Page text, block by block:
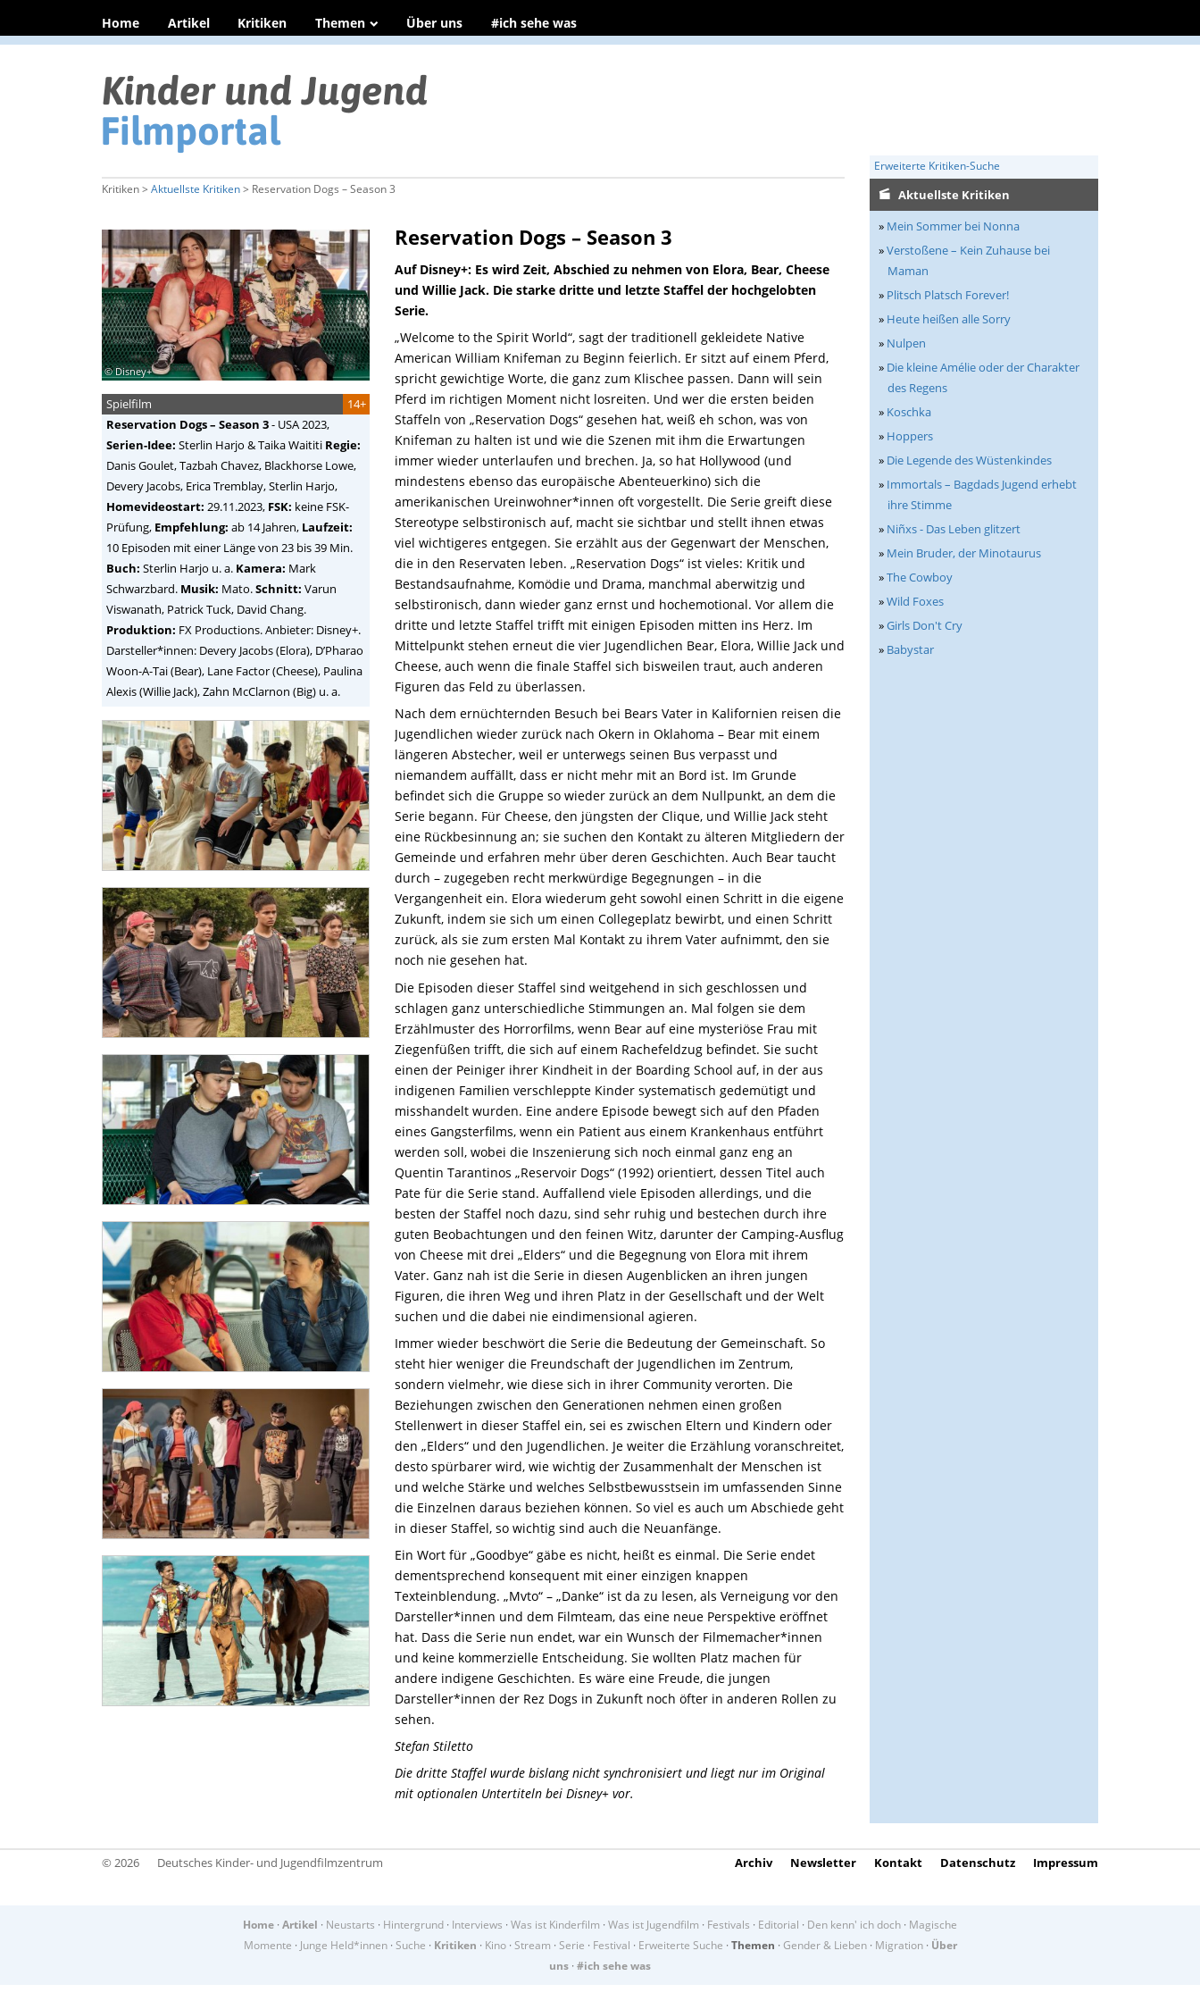
Home Artikel Kritiken Themen Über uns #ich sehe was
Erweiterte Kritiken-Suche
Kritiken > Aktuellste Kritiken> Reservation Dogs – Season 3
Reservation Dogs – Season 3
Auf Disney+: Es wird Zeit, Abschied zu nehmen von Elora, Bear, Cheese
und Willie Jack. Die starke dritte und letzte Staffel der hochgelobten
Serie.
„Welcome to the Spirit World“, sagt der traditionell gekleidete Native
American William Knifeman zu Beginn feierlich. Er sitzt auf einem Pferd,
spricht gewichtige Worte, die ganz zum Klischee passen. Dann will sein
Pferd im richtigen Moment nicht losreiten. Und wer die ersten beiden
Staffeln von „Reservation Dogs“ gesehen hat, weiß eh schon, was von
Knifeman zu halten ist und wie die Szenen mit ihm die Erwartungen
immer wieder unterlaufen und brechen. Ja, so hat Hollywood (und
mindestens ebenso das europäische Abenteuerkino) sich die
amerikanischen Ureinwohner*innen oft vorgestellt. Die Serie greift diese
Stereotype selbstironisch auf, macht sie sichtbar und stellt ihnen etwas
viel wichtigeres entgegen. Sie erzählt aus der Gegenwart der Menschen,
die in den Reservaten leben. „Reservation Dogs“ ist vieles: Kritik und
Bestandsaufnahme, Komödie und Drama, manchmal aberwitzig und
selbstironisch, dann wieder ganz ernst und hochemotional. Vor allem die
dritte und letzte Staffel trifft mit einigen Episoden mitten ins Herz. Im
Mittelpunkt stehen erneut die vier Jugendlichen Bear, Elora, Willie Jack und
Cheese, auch wenn die finale Staffel sich bisweilen traut, auch anderen
Figuren das Feld zu überlassen.
Nach dem ernüchternden Besuch bei Bears Vater in Kalifornien reisen die
Jugendlichen wieder zurück nach Okern in Oklahoma – Bear mit einem
längeren Abstecher, weil er unterwegs seinen Bus verpasst und
niemandem auffällt, dass er nicht mehr mit an Bord ist. Im Grunde
befindet sich die Gruppe so wieder zurück an dem Nullpunkt, an dem die
Serie begann. Für Cheese, den jüngsten der Clique, und Willie Jack steht
eine Rückbesinnung an; sie suchen den Kontakt zu älteren Mitgliedern der
Gemeinde und erfahren mehr über deren Geschichten. Auch Bear taucht
durch – zugegeben recht merkwürdige Begegnungen – in die
Vergangenheit ein. Elora wiederum geht sowohl einen Schritt in die eigene
Zukunft, indem sie sich um einen Collegeplatz bewirbt, und einen Schritt
zurück, als sie zum ersten Mal Kontakt zu ihrem Vater aufnimmt, den sie
noch nie gesehen hat.
Die Episoden dieser Staffel sind weitgehend in sich geschlossen und
schlagen ganz unterschiedliche Stimmungen an. Mal folgen sie dem
Erzählmuster des Horrorfilms, wenn Bear auf eine mysteriöse Frau mit
Ziegenfüßen trifft, die sich auf einem Rachefeldzug befindet. Sie sucht
einen der Peiniger ihrer Kindheit in der Boarding School auf, in der aus
indigenen Familien verschleppte Kinder systematisch gedemütigt und
misshandelt wurden. Eine andere Episode bewegt sich auf den Pfaden
eines Gangsterfilms, wenn ein Patient aus einem Krankenhaus entführt
werden soll, wobei die Inszenierung sich noch einmal ganz eng an
Quentin Tarantinos „Reservoir Dogs“ (1992) orientiert, dessen Titel auch
Pate für die Serie stand. Auffallend viele Episoden allerdings, und die
besten der Staffel noch dazu, sind sehr ruhig und bestechen durch ihre
guten Beobachtungen und den feinen Witz, darunter der Camping-Ausflug
von Cheese mit drei „Elders“ und die Begegnung von Elora mit ihrem
Vater. Ganz nah ist die Serie in diesen Augenblicken an ihren jungen
Figuren, die ihren Weg und ihren Platz in der Gesellschaft und der Welt
suchen und die dabei nie eindimensional agieren.
Immer wieder beschwört die Serie die Bedeutung der Gemeinschaft. So
steht hier weniger die Freundschaft der Jugendlichen im Zentrum,
sondern vielmehr, wie diese sich in ihrer Community verorten. Die
Beziehungen zwischen den Generationen nehmen einen großen
Stellenwert in dieser Staffel ein, sei es zwischen Eltern und Kindern oder
den „Elders“ und den Jugendlichen. Je weiter die Erzählung voranschreitet,
desto spürbarer wird, wie wichtig der Zusammenhalt der Menschen ist
und welche Stärke und welches Selbstbewusstsein im umfassenden Sinne
die Einzelnen daraus beziehen können. So viel es auch um Abschiede geht
in dieser Staffel, so wichtig sind auch die Neuanfänge.
Ein Wort für „Goodbye“ gäbe es nicht, heißt es einmal. Die Serie endet
dementsprechend konsequent mit einer einzigen knappen
Texteinblendung. „Mvto“ – „Danke“ ist da zu lesen, als Verneigung vor den
Darsteller*innen und dem Filmteam, das eine neue Perspektive eröffnet
hat. Dass die Serie nun endet, war ein Wunsch der Filmemacher*innen
und keine kommerzielle Entscheidung. Sie wollten Platz machen für
andere indigene Geschichten. Es wäre eine Freude, die jungen
Darsteller*innen der Rez Dogs in Zukunft noch öfter in anderen Rollen zu
sehen.
Stefan Stiletto
Die dritte Staffel wurde bislang nicht synchronisiert und liegt nur im Original
mit optionalen Untertiteln bei Disney+ vor.
© Disney+
14+
Spielfilm
Reservation Dogs – Season 3- USA2023,
Serien-Idee: Sterlin Harjo & Taika Waititi Regie:
Danis Goulet, Tazbah Chavez, Blackhorse Lowe,
Devery Jacobs, Erica Tremblay, Sterlin Harjo,
Homevideostart: 29.11.2023, FSK: keine FSK-
Prüfung, Empfehlung: ab 14 Jahren, Laufzeit:
10 Episoden mit einer Länge von 23 bis 39 Min.
Buch: Sterlin Harjo u. a. Kamera: Mark
Schwarzbard. Musik: Mato.Schnitt: Varun
Viswanath, Patrick Tuck, David Chang.
Produktion: FX Productions. Anbieter: Disney+.
Darsteller*innen: Devery Jacobs (Elora), D’Pharao
Woon-A-Tai (Bear), Lane Factor (Cheese), Paulina
Alexis (Willie Jack), Zahn McClarnon (Big) u. a.
Aktuellste Kritiken
» Mein Sommer bei Nonna
»Verstoßene – Kein Zuhause bei
Maman
» Plitsch Platsch Forever!
» Heute heißen alle Sorry
» Nulpen
» Die kleine Amélie oder der Charakter
des Regens
» Koschka
» Hoppers
» Die Legende des Wüstenkindes
» Immortals – Bagdads Jugend erhebt
ihre Stimme
» Niñxs - Das Leben glitzert
» Mein Bruder, der Minotaurus
»The Cowboy
»Wild Foxes
»Girls Don't Cry
» Babystar
© 2026 Deutsches Kinder- und Jugendfilmzentrum Archiv Newsletter Kontakt Datenschutz Impressum
Home · Artikel · Neustarts · Hintergrund · Interviews · Was ist Kinderfilm · Was ist Jugendfilm · Festivals · Editorial · Den kenn' ich doch · Magische
Momente · Junge Held*innen· Suche · Kritiken · Kino· Stream · Serie · Festival · Erweiterte Suche · Themen · Gender & Lieben· Migration· Über
uns · #ich sehe was